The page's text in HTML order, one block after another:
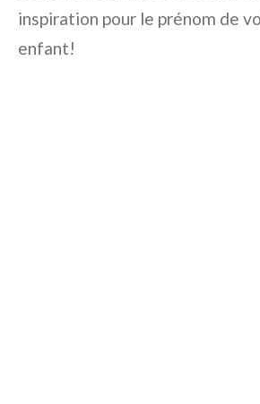
inspiration pour le prénom de
enfant!